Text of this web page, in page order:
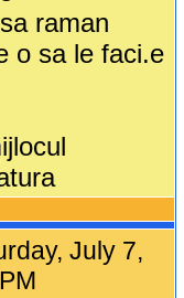
raman
o sa le faci.e
July 7,